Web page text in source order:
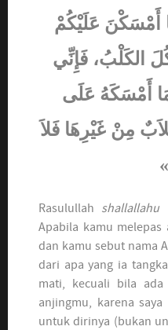
أَمْسَكْنَ عَلَيْكُمْ
الكَلْبُ، فَإِنِّي
أَمْسَكَهُ عَلَى
مِنْ غَيْرِهَا فَلاَ
Rasulullah shallallahu
Apabila kamu
dan kamu sebut nama
dari apa yang ia
mati, kecuali bila
anjingmu, karena
untuk dirinya (bukan